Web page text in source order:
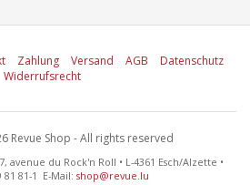
Zahlung Versand AGB
Datenschutz
Widerrufsrecht
Revue Shop - All rights reserved
avenue du Rock'n Roll • L-4361 Esch/Alzette •
81 81-1 E-Mail: shop@revue.lu